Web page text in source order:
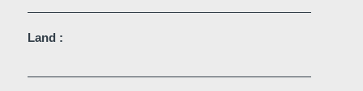
Land :
Martin's Louvain-la-
Martin's All Suites